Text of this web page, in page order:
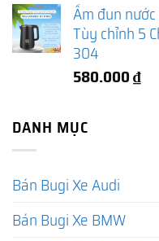
Ấm đun
Tùy chỉnh 5
304
580.000₫
DANH MỤC
Bán Bugi Xe Audi
Bán Bugi Xe BMW